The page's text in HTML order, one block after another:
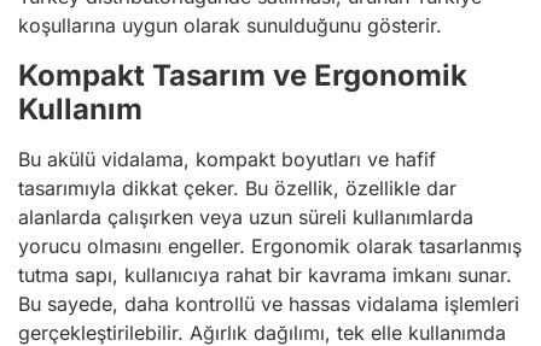
koşullarına uygun olarak sunulduğunu gösterir.
Kompakt Tasarım ve Ergonomik
Kullanım
Bu akülü vidalama, kompakt boyutları ve hafif
tasarımıyla dikkat çeker. Bu özellik, özellikle dar
alanlarda çalışırken veya uzun süreli kullanımlarda
yorucu olmasını engeller. Ergonomik olarak tasarlanmış
tutma sapı, kullanıcıya rahat bir kavrama imkanı sunar.
Bu sayede, daha kontrollü ve hassas vidalama işlemleri
gerçekleştirilebilir. Ağırlık dağılımı, tek elle kullanımda